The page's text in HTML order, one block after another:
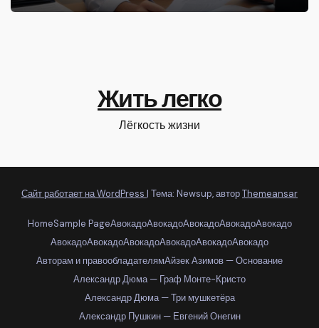
Жить легко
Лёгкость жизни
Сайт работает на WordPress | Тема: Newsup, авторThemeansar
HomeSample PageАвокадоАвокадоАвокадоАвокадоАвокадо
АвокадоАвокадоАвокадоАвокадоАвокадоАвокадо
Авторам и правообладателямАйзек Азимов — Основание
Александр Дюма — Граф Монте-Кристо
Александр Дюма — Три мушкетёра
Александр Пушкин — Евгений Онегин